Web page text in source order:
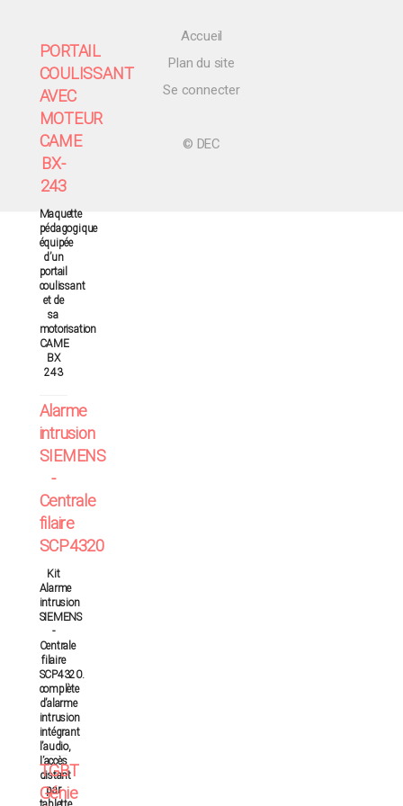
PORTAIL
COULISSANT
AVEC
MOTEUR
CAME
BX-
243
Maquette
pédagogique
équipée
d’un
portail
coulissant
et de
sa
motorisation
CAME
BX
243
Alarme
intrusion
SIEMENS
-
Centrale
filaire
SCP4320
Kit
Alarme
intrusion
SIEMENS
-
Centrale
filaire
SCP4320.
complète
d’alarme
intrusion
intégrant
l’audio,
l’accès
distant
par
TGBT
Génie
Accueil
Plan du site
Se connecter
© DEC